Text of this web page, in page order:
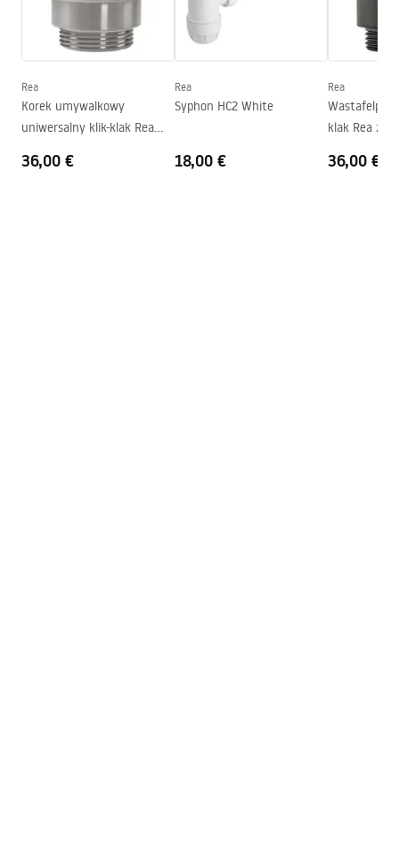
Hoogte
Vorm
Kraangat
Nee
Warranty_Terms_and_Conditions_Basins_-_5.pdf
Rea
Korek umywalkowy
uniwersalny klik-klak Rea
36,00 €
Rea
Syphon HC2 White
18,00 €
Rea
klak Rea
36,00 €